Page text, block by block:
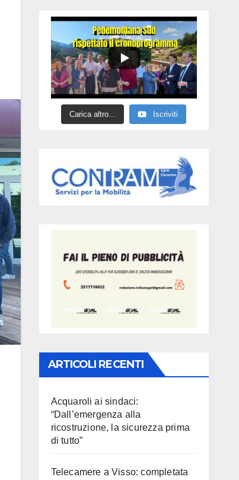
Carica altro... Iscriviti
ARTICOLI RECENTI
Acquaroli ai sindaci:
“Dall’emergenza alla
ricostruzione, la sicurezza prima
di tutto”
Telecamere a Visso: completata